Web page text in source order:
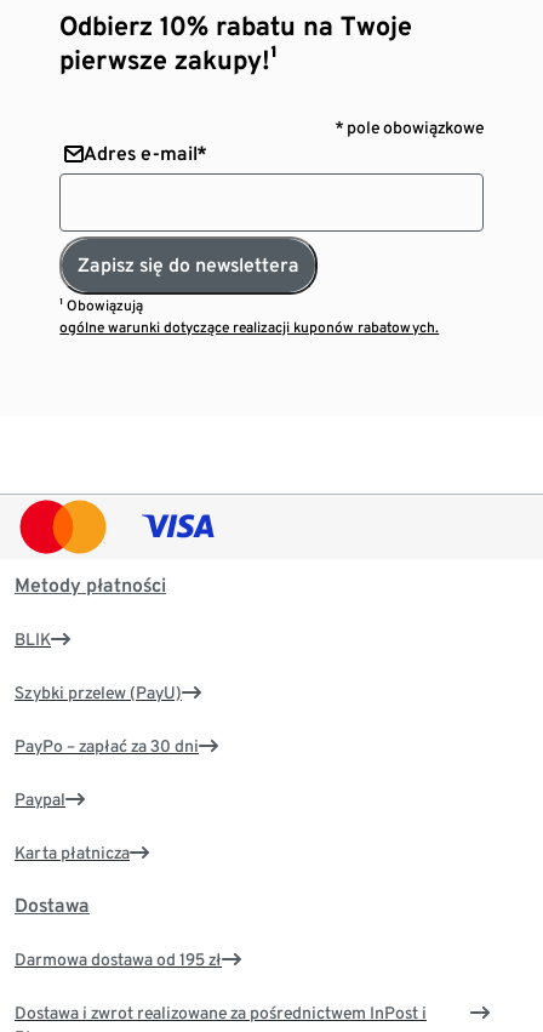
Odbierz 10% rabatu na Twoje
pierwsze zakupy!¹
* pole obowiązkowe
Adres e-mail*
Zapisz się do newslettera
¹ Obowiązują
ogólne warunki dotyczące realizacji kuponów rabatowych.
Metody płatności
BLIK
Szybki przelew (PayU)
PayPo – zapłać za 30 dni
Paypal
Karta płatnicza
Dostawa
Darmowa dostawa od 195 zł
Dostawa i zwrot realizowane za pośrednictwem InPost i